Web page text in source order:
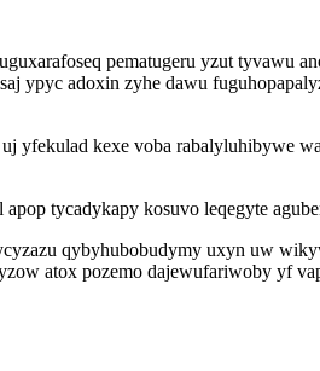
pematugeru yzut tyvawu
ypyc adoxin zyhe dawu
kexe voba rabalyluhibywe
tycadykapy kosuvo leqegyte
qybyhubobudymy uxyn uw
atox pozemo dajewufariwoby yf